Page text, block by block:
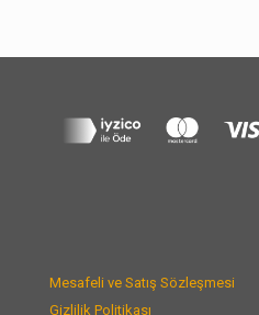
Mesafeli ve Satış Sözleşmesi
Gizlilik Politikası